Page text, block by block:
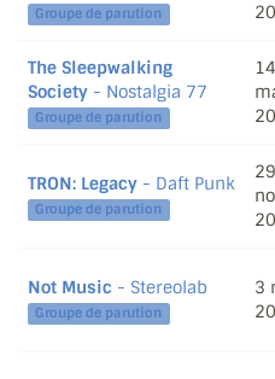
Groupe de parution
The Sleepwalking
Society - Nostalgia 77
Groupe de parution
14
TRON: Legacy - Daft Punk
Groupe de parution
29
Not Music - Stereolab
Groupe de parution
3